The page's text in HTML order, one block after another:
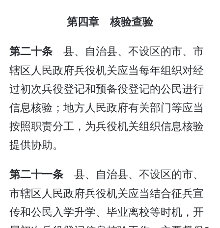
第四章 核验查验
第二十条 县、自治县、不设区的市、市
辖区人民政府兵役机关应当每年组织对经
过初次兵役登记和预备役登记的公民进行
信息核验；地方人民政府有关部门等应当
按照职责分工，为兵役机关组织信息核验
提供协助。
第二十一条 县、自治县、不设区的市、
市辖区人民政府兵役机关应当结合征兵宣
传和公民入学升学、毕业离校等时机，开